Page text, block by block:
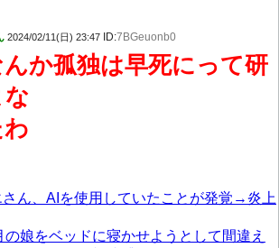
2024/02/11(日) 23:47 ID:7BGeuonb0
か孤独は早死にって研
さん、AIを使用していたことが発覚→炎上
の娘をベッドに寝かせようとして間違え